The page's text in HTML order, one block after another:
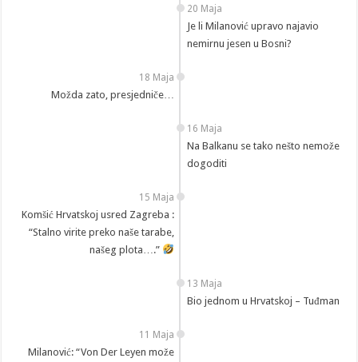
20 Maja
Je li Milanović upravo najavio
nemirnu jesen u Bosni?
18 Maja
Možda zato, presjedniče…
16 Maja
Na Balkanu se tako nešto nemože
dogoditi
15 Maja
Komšić Hrvatskoj usred Zagreba :
“Stalno virite preko naše tarabe,
našeg plota….”
13 Maja
Bio jednom u Hrvatskoj – Tuđman
11 Maja
Milanović: “Von Der Leyen može